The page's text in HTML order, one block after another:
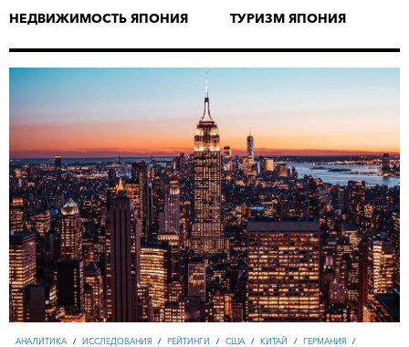
НЕДВИЖИМОСТЬ ЯПОНИЯ ТУРИЗМ ЯПОНИЯ
АНАЛИТИКА / ИССЛЕДОВАНИЯ / РЕЙТИНГИ / США / КИТАЙ / ГЕРМАНИЯ /